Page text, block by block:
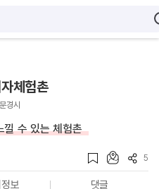
체험촌
경시
낄 수 있는 체험촌
5
보 댓글